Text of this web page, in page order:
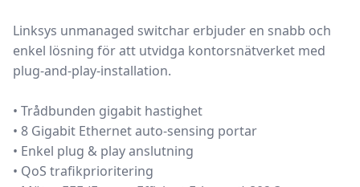
Linksys unmanaged switchar erbjuder en snabb och
enkel lösning för att utvidga kontorsnätverket med
plug-and-play-installation.
• Trådbunden gigabit hastighet
• 8 Gigabit Ethernet auto-sensing portar
• Enkel plug & play anslutning
• QoS trafikprioritering